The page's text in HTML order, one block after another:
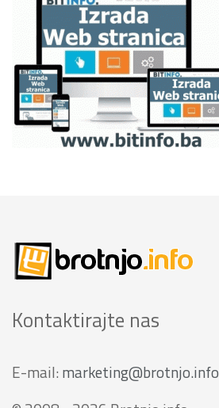
Kontaktirajte nas
E-mail: marketing@brotnjo.info